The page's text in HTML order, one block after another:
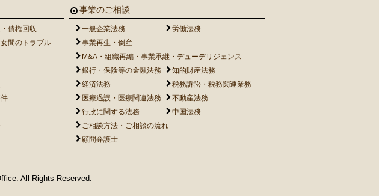
債権回収
間のトラブル
事業のご相談
一般企業法務
労働法務
事業再生・倒産
M&A・組織再編・事業承継・デューデリジェンス
銀行・保険等の金融法務
知的財産法務
経済法務
税務訴訟・税務関連業務
医療過誤・医療関連法務
不動産法務
行政に関する法務
中国法務
ご相談方法・ご相談の流れ
顧問弁護士
All Rights Reserved.